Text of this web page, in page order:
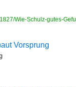
Wie-Schulz-gutes-
Vorsprung